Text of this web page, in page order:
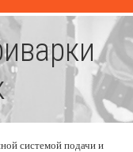
системой подачи и